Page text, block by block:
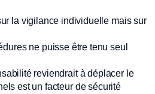
la vigilance individuelle mais sur
ne puisse être tenu seul
reviendrait à déplacer le
est un facteur de sécurité